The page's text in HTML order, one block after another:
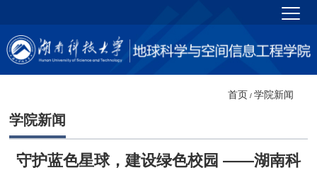
首页 / 学院新闻
学院新闻
守护蓝色星球，建设绿色校园 ——湖南科